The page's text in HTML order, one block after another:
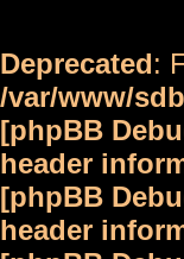
Deprecated:
/var/www/
[phpBB
header
[phpBB
header